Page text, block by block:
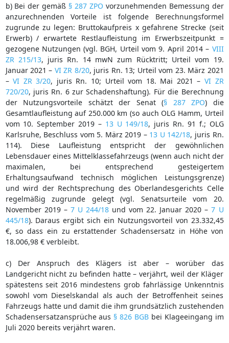
b) Bei der gemäß § 287 ZPO vorzunehmenden Bemessung der
anzurechnenden Vorteile ist folgende Berechnungsformel
zugrunde zu legen: Bruttokaufpreis x gefahrene Strecke (seit
Erwerb) / erwartete Restlaufleistung im Erwerbszeitpunkt =
gezogene Nutzungen (vgl. BGH, Urteil vom 9. April 2014 – VIII
ZR 215/13, juris Rn. 14 mwN zum Rücktritt; Urteil vom 19.
Januar 2021 – VI ZR 8/20, juris Rn. 13; Urteil vom 23. März 2021
–VI ZR 3/20, juris Rn. 10; Urteil vom 18. Mai 2021 – VI ZR
720/20, juris Rn. 6 zur Schadenshaftung). Für die Berechnung
der Nutzungsvorteile schätzt der Senat (§ 287 ZPO) die
Gesamtlaufleistung auf 250.000 km (so auch OLG Hamm, Urteil
vom 10. September 2019 – 13 U 149/18, juris Rn. 91 f.; OLG
Karlsruhe, Beschluss vom 5. März 2019 – 13 U 142/18, juris Rn.
114). Diese Laufleistung entspricht der gewöhnlichen
Lebensdauer eines Mittelklassefahrzeugs (wenn auch nicht der
maximalen, bei entsprechend gesteigertem
Erhaltungsaufwand technisch möglichen Leistungsgrenze)
und wird der Rechtsprechung des Oberlandesgerichts Celle
regelmäßig zugrunde gelegt (vgl. Senatsurteile vom 20.
November 2019 – 7 U 244/18und vom 22. Januar 2020 –7 U
445/18). Daraus ergibt sich ein Nutzungsvorteil von 23.332,45
€, so dass ein zu erstattender Schadensersatz in Höhe von
18.006,98 € verbleibt.
c) Der Anspruch des Klägers ist aber – worüber das
Landgericht nicht zu befinden hatte – verjährt, weil der Kläger
spätestens seit 2016 mindestens grob fahrlässige Unkenntnis
sowohl vom Dieselskandal als auch der Betroffenheit seines
Fahrzeugs hatte und damit die ihm grundsätzlich zustehenden
Schadensersatzansprüche aus § 826 BGBbei Klageeingang im
Juli 2020 bereits verjährt waren.